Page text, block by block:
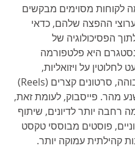
לקוחות מסוימים מבקשים
ההפצה שלהם, כדאי
הפסיכולוגיה של
היא פלטפורמה
על ויזואליות,
אסתטיקה גבוהה, סרטונים קצרים (Reels)
שנע מהר. פייסבוק, לעומת זאת,
יותר לדיונים, שיתוף
פוסטים מבוססי טקסט
קהילתית עמוקה יותר.